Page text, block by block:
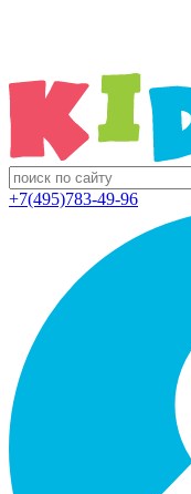
+7(495)783-49-96